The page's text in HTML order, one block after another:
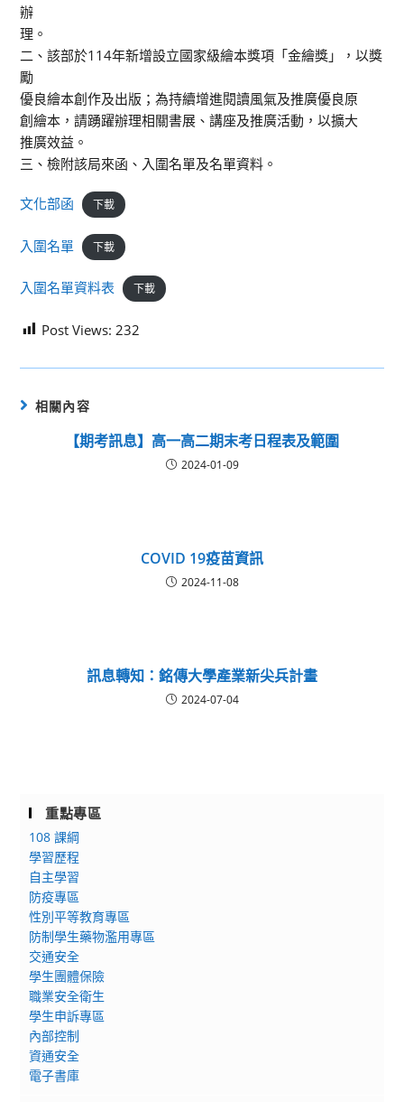
辦
理。
二、該部於114年新增設立國家級繪本獎項「金繪獎」，以獎
勵
優良繪本創作及出版；為持續增進閱讀風氣及推廣優良原
創繪本，請踴躍辦理相關書展、講座及推廣活動，以擴大
推廣效益。
三、檢附該局來函、入圍名單及名單資料。
文化部函 下載
入圍名單 下載
入圍名單資料表 下載
Post Views: 232
相關內容
【期考訊息】高一高二期末考日程表及範圍
2024-01-09
COVID 19疫苗資訊
2024-11-08
訊息轉知：銘傳大學產業新尖兵計畫
2024-07-04
重點專區
108 課綱
學習歷程
自主學習
防疫專區
性別平等教育專區
防制學生藥物濫用專區
交通安全
學生團體保險
職業安全衛生
學生申訴專區
內部控制
資通安全
電子書庫